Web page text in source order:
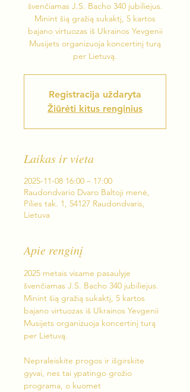
švenčiamas J.S. Bacho 340 jubiliejus.
Minint šią gražią sukaktį, 5 kartos
bajano virtuozas iš Ukrainos Yevgenii
Musijets organizuoja koncertinį turą
per Lietuvą.
Registracija uždaryta
Žiūrėti kitus renginius
Laikas ir vieta
2025-11-08 16:00 – 17:00
Raudondvario Dvaro Baltoji menė,
Pilies tak. 1, 54127 Raudondvaris,
Lietuva
Apie renginį
2025 metais visame pasaulyje
švenčiamas J.S. Bacho 340 jubiliejus.
Minint šią gražią sukaktį, 5 kartos
bajano virtuozas iš Ukrainos Yevgenii
Musijets organizuoja koncertinį turą
per Lietuvą.
Nepraleiskite progos ir išgirskite
gyvai, nes tai ypatingo grožio
programa, o kuomet